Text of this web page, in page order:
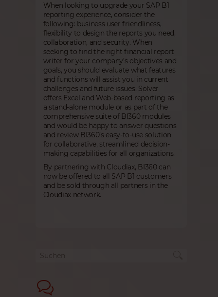
When looking to upgrade your SAP B1
reporting experience, consider the
following: business user friendliness,
flexibility to design the reports you need,
collaboration, and security. When
seeking to find the right financial report
writer for your company’s objectives and
goals, you should evaluate what features
and functions will assist you in current
challenges and future issues. Solver
offers Excel and Web-based reporting as
a stand-alone module or as part of the
comprehensive suite of BI360 modules
and would be happy to answer questions
and review BI360’s easy-to-use solution
for collaborative, streamlined decision-
making capabilities for all organizations.
By partnering with Cloudiax, BI360 can
now be offered to all SAP B1 customers
and be sold through all partners in the
Cloudiax network.